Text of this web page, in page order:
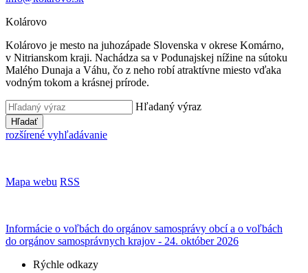
Kolárovo
Kolárovo je mesto na juhozápade Slovenska v okrese Komárno,
v Nitrianskom kraji. Nachádza sa v Podunajskej nížine na sútoku
Malého Dunaja a Váhu, čo z neho robí atraktívne miesto vďaka
vodným tokom a krásnej prírode.
Hľadaný výraz
Hľadať
rozšírené vyhľadávanie
Mapa webu RSS
Informácie o voľbách do orgánov samosprávy obcí a o voľbách
do orgánov samosprávnych krajov - 24. október 2026
Rýchle odkazy